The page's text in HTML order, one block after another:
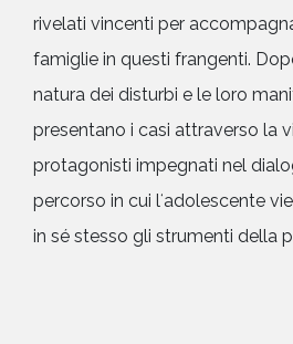
rivelati vincenti per
famiglie in questi frangenti.
natura dei disturbi e le loro
presentano i casi attraverso la
protagonisti impegnati nel
percorso in cui lʻadolescente
in sé stesso gli strumenti della